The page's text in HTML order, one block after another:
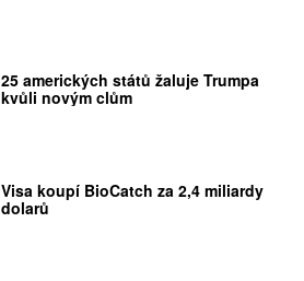
25 amerických států žaluje Trumpa
kvůli novým clům
Visa koupí BioCatch za 2,4 miliardy
dolarů